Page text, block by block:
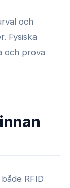
och
Fysiska
och prova
RFID